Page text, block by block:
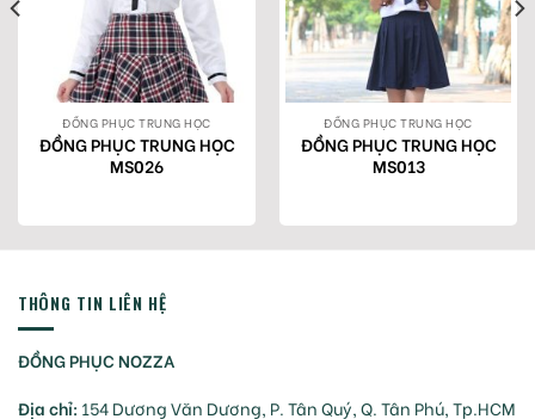
ĐỒNG PHỤC TRUNG HỌC
ĐỒNG PHỤC TRUNG HỌC
MS026
ĐỒNG PHỤC TRUNG HỌC
ĐỒNG PHỤC TRUNG HỌC
MS013
THÔNG TIN LIÊN HỆ
ĐỒNG PHỤC NOZZA
Địa chỉ: 154 Dương Văn Dương, P. Tân Quý, Q. Tân Phú, Tp.HCM